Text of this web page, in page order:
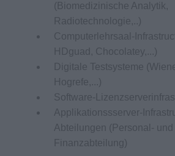
(Biomedizinische Analytik,
Radiotechnologie,..)
Computerlehrsaal-
HDguad, Chocolatey,...)
Digitale Testsysteme
Hogrefe,...)
Software-
Applikationssserver-
Abteilungen (Personal- und
Finanzabteilung)